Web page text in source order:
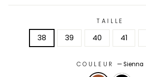
TAILLE
38 39 40 41
COULEUR—Sienna